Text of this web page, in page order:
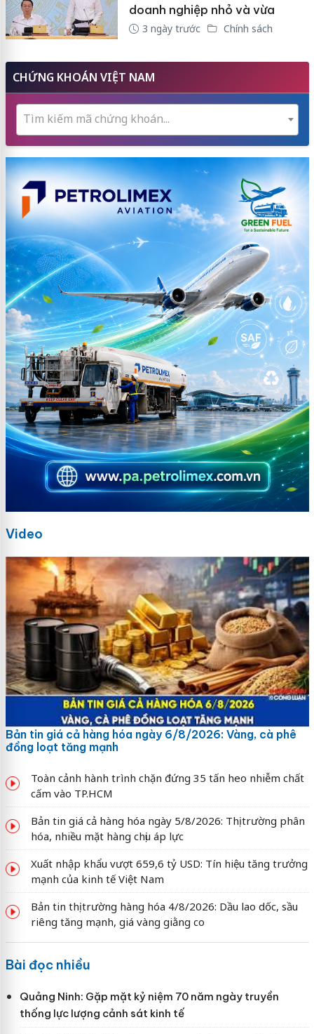
doanh nghiệp nhỏ và vừa
3 ngày trước Chính sách
CHỨNG KHOÁN VIỆT NAM
Tìm kiếm mã chứng khoán...
Video
Bản tin giá cả hàng hóa ngày 6/8/2026: Vàng, cà phê
đồng loạt tăng mạnh
Toàn cảnh hành trình chặn đứng 35 tấn heo nhiễm chất
cấm vào TP.HCM
Bản tin giá cả hàng hóa ngày 5/8/2026: Thị trường phân
hóa, nhiều mặt hàng chịu áp lực
Xuất nhập khẩu vượt 659,6 tỷ USD: Tín hiệu tăng trưởng
mạnh của kinh tế Việt Nam
Bản tin thị trường hàng hóa 4/8/2026: Dầu lao dốc, sầu
riêng tăng mạnh, giá vàng giằng co
Bài đọc nhiều
Quảng Ninh: Gặp mặt kỷ niệm 70 năm ngày truyền
thống lực lượng cảnh sát kinh tế